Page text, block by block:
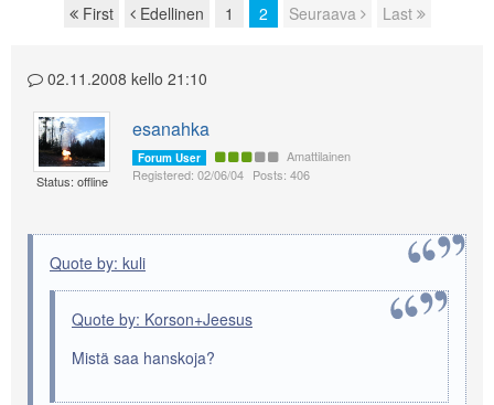
Page navigation
First Edellinen 1 2 Seuraava Last
02.11.2008 kello 21:10
Status: offline
esanahka
Forum User
Amattilainen
Registered: 02/06/04 Posts: 406
Quote by: kuli
Quote by: Korson+Jeesus
Mistä saa hanskoja?